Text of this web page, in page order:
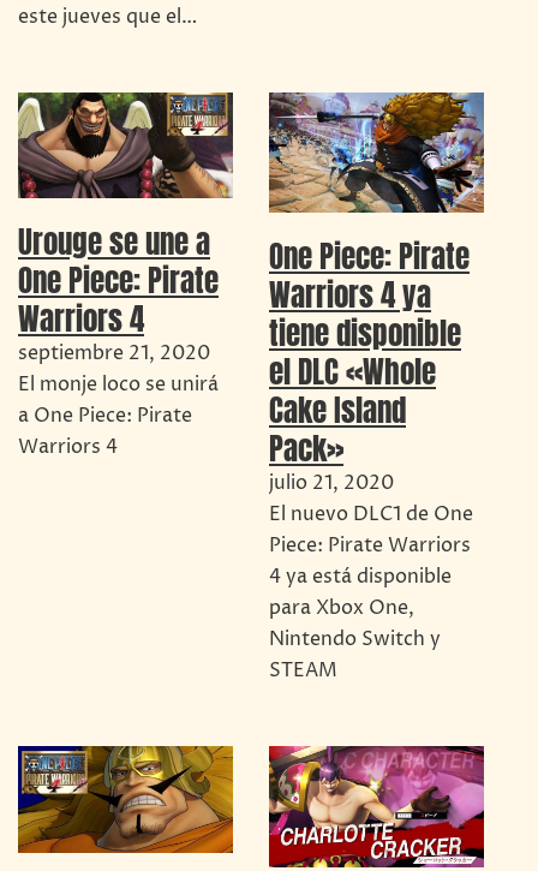
este jueves que el…
Urouge se une a
One Piece: Pirate
Warriors 4
septiembre 21, 2020
El monje loco se unirá
a One Piece: Pirate
Warriors 4
One Piece: Pirate
Warriors 4 ya
tiene disponible
el DLC «Whole
Cake Island
Pack»
julio 21, 2020
El nuevo DLC1 de One
Piece: Pirate Warriors
4 ya está disponible
para Xbox One,
Nintendo Switch y
STEAM